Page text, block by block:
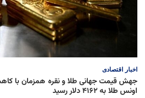
اخبار اقتصادی
جهش قیمت جهانی طلا و نقره همزمان با
اونس طلا به ۴۱۶۲ دلار رسید